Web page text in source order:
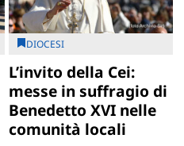
DIOCESI
L’invito della Cei:
messe in suffragio di
Benedetto XVI nelle
comunità locali